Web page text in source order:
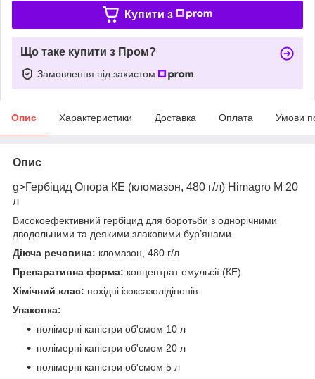
Купити з
Що таке купити з Пром?
Замовлення під захистом
Опис Характеристики Доставка Оплата Умови
Опис
g>Гербіцид Опора КЕ (кломазон, 480 г/л) Himagro M 20
л
Високоефективний гербіцид для боротьби з однорічними
дводольними та деякими злаковими бур’янами.
Діюча речовина: кломазон, 480 г/л
Препаративна форма: концентрат емульсії (КЕ)
Хімічний клас: похідні ізоксазолідінонів
Упаковка:
полімерні каністри об'ємом 10 л
полімерні каністри об'ємом 20 л
полімерні каністри об'ємом 5 л